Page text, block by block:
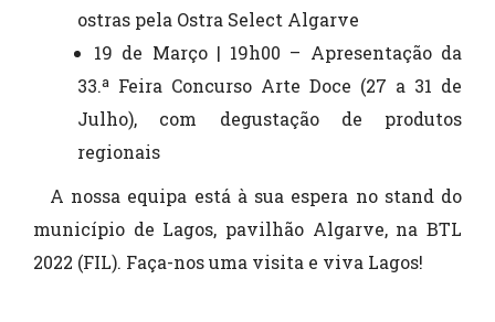
ostras pela Ostra Select Algarve
19 de Março | 19h00 – Apresentação da
33.ª Feira Concurso Arte Doce (27 a 31 de
Julho), com degustação de produtos
regionais
A nossa equipa está à sua espera no stand do
município de Lagos, pavilhão Algarve, na BTL
2022 (FIL). Faça-nos uma visita e viva Lagos!